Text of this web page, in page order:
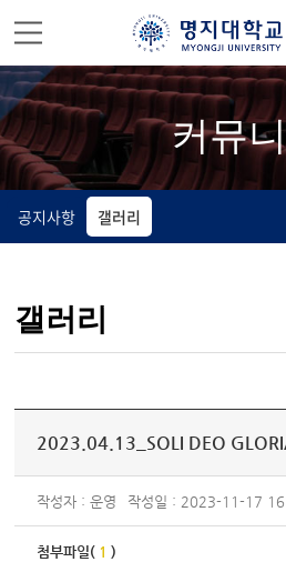
커뮤
공지사항 갤러리
갤러리
2023.04.13_SOLI DEO
작성자 : 운영 작성일 : 2023-11-17
첨부파일( 1 )